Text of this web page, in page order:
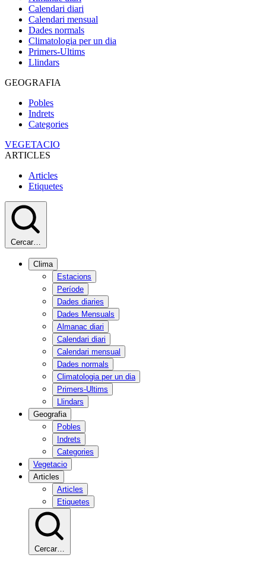
Calendari diari
Calendari mensual
Dades normals
Climatologia per un dia
Primers-Ultims
Llindars
GEOGRAFIA
Pobles
Indrets
Categories
VEGETACIO
ARTICLES
Articles
Etiquetes
Cercar…
Clima
Estacions
Període
Dades diaries
Dades Mensuals
Almanac diari
Calendari diari
Calendari mensual
Dades normals
Climatologia per un dia
Primers-Ultims
Llindars
Geografia
Pobles
Indrets
Categories
Vegetacio
Articles
Articles
Etiquetes
Cercar…